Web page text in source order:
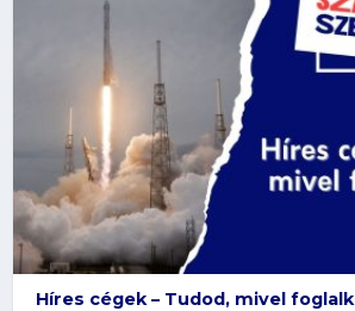
Híres cégek – Tudod, mivel